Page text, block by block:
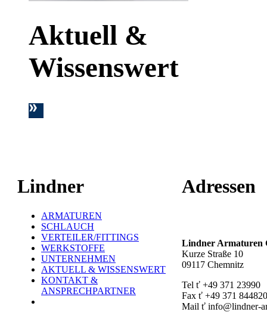
Aktuell &
Wissenswert
Lindner
ARMATUREN
SCHLAUCH
VERTEILER/FITTINGS
WERKSTOFFE
UNTERNEHMEN
AKTUELL & WISSENSWERT
KONTAKT &
ANSPRECHPARTNER
Adressen
Lindner Armaturen
Kurze Straße 10
09117 Chemnitz
Tel ť +49 371 23990
Fax ť +49 371
Mail ť info@lindner-